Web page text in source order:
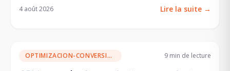
4 août 2026 Lire la suite →
OPTIMIZACION-CONVERSION 9 min de lecture